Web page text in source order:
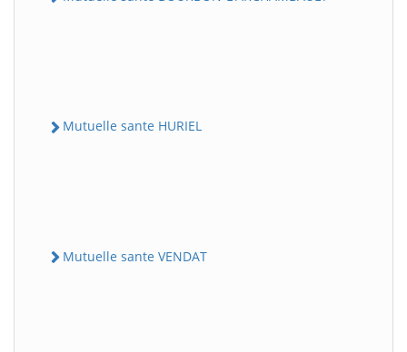
Mutuelle sante HURIEL
Mutuelle sante VENDAT